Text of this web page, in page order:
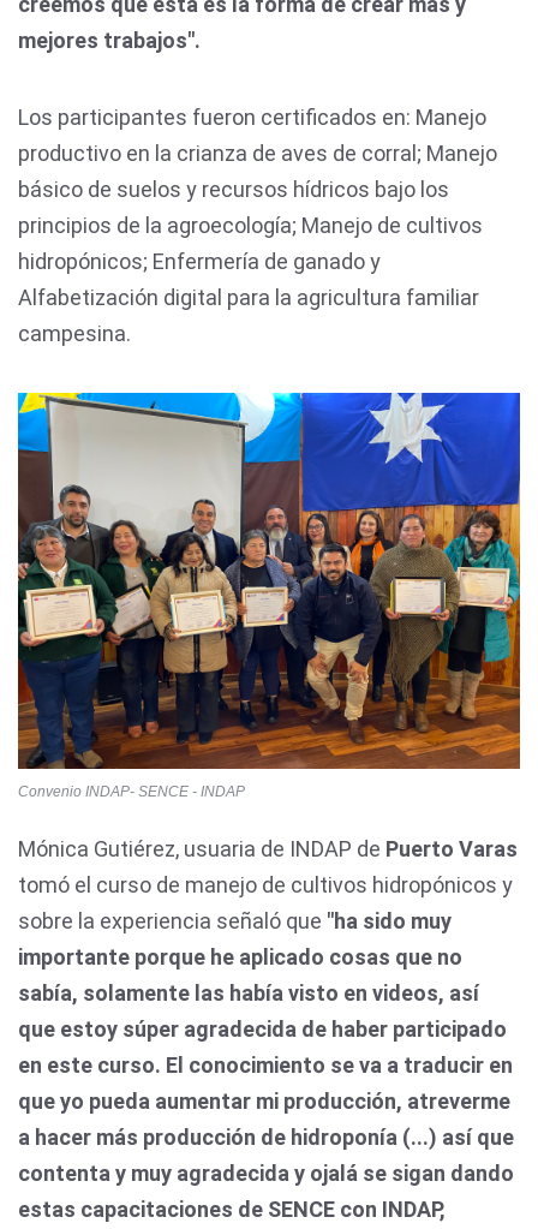
mejores trabajos".
Los participantes fueron certificados en: Manejo
productivo en la crianza de aves de corral; Manejo
básico de suelos y recursos hídricos bajo los
principios de la agroecología; Manejo de cultivos
hidropónicos; Enfermería de ganado y
Alfabetización digital para la agricultura familiar
campesina.
Convenio INDAP- SENCE - INDAP
Mónica Gutiérez, usuaria de INDAP de Puerto Varas
tomó el curso de manejo de cultivos hidropónicos y
sobre la experiencia señaló que "ha sido muy
importante porque he aplicado cosas que no
sabía, solamente las había visto en videos, así
que estoy súper agradecida de haber participado
en este curso. El conocimiento se va a traducir en
que yo pueda aumentar mi producción, atreverme
a hacer más producción de hidroponía (...) así que
contenta y muy agradecida y ojalá se sigan dando
estas capacitaciones de SENCE con INDAP,